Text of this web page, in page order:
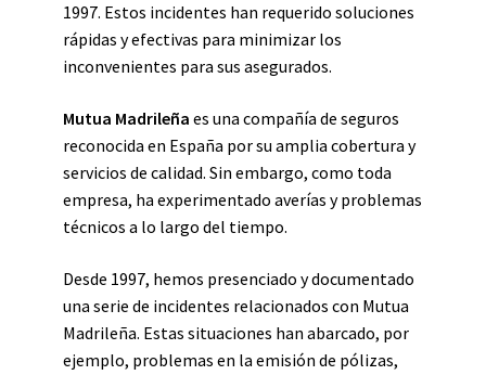
1997. Estos incidentes han requerido soluciones
rápidas y efectivas para minimizar los
inconvenientes para sus asegurados.
Mutua Madrileña es una compañía de seguros
reconocida en España por su amplia cobertura y
servicios de calidad. Sin embargo, como toda
empresa, ha experimentado averías y problemas
técnicos a lo largo del tiempo.
Desde 1997, hemos presenciado y documentado
una serie de incidentes relacionados con Mutua
Madrileña. Estas situaciones han abarcado, por
ejemplo, problemas en la emisión de pólizas,